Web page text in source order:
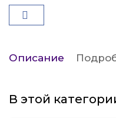
Описание
В этой